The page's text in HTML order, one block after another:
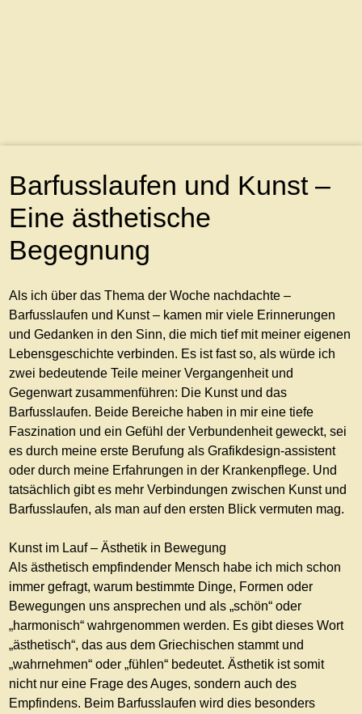
Barfusslaufen und Kunst –
Eine ästhetische
Begegnung
Als ich über das Thema der Woche nachdachte –
Barfusslaufen und Kunst – kamen mir viele Erinnerungen
und Gedanken in den Sinn, die mich tief mit meiner eigenen
Lebensgeschichte verbinden. Es ist fast so, als würde ich
zwei bedeutende Teile meiner Vergangenheit und
Gegenwart zusammenführen: Die Kunst und das
Barfusslaufen. Beide Bereiche haben in mir eine tiefe
Faszination und ein Gefühl der Verbundenheit geweckt, sei
es durch meine erste Berufung als Grafikdesign-assistent
oder durch meine Erfahrungen in der Krankenpflege. Und
tatsächlich gibt es mehr Verbindungen zwischen Kunst und
Barfusslaufen, als man auf den ersten Blick vermuten mag.
Kunst im Lauf – Ästhetik in Bewegung
Als ästhetisch empfindender Mensch habe ich mich schon
immer gefragt, warum bestimmte Dinge, Formen oder
Bewegungen uns ansprechen und als „schön“ oder
„harmonisch“ wahrgenommen werden. Es gibt dieses Wort
„ästhetisch“, das aus dem Griechischen stammt und
„wahrnehmen“ oder „fühlen“ bedeutet. Ästhetik ist somit
nicht nur eine Frage des Auges, sondern auch des
Empfindens. Beim Barfusslaufen wird dies besonders